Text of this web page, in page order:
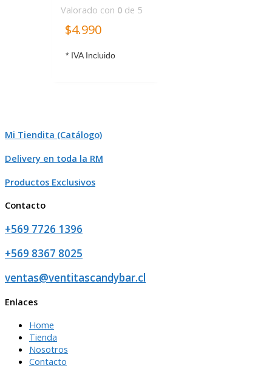
Valorado con 0de 5
$4.990
* IVA Incluido
Mi Tiendita (Catálogo)
Delivery en toda la RM
Productos Exclusivos
Contacto
+569 7726 1396
+569 8367 8025
ventas@ventitascandybar.cl
Enlaces
Home
Tienda
Nosotros
Contacto